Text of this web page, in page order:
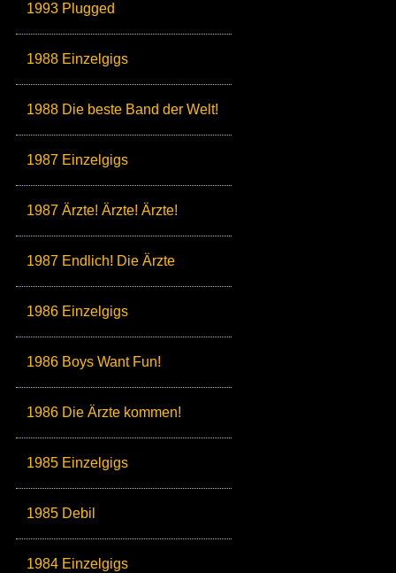
1993 Plugged
1988 Einzelgigs
1988 Die beste Band der Welt!
1987 Einzelgigs
1987 Ärzte! Ärzte! Ärzte!
1987 Endlich! Die Ärzte
1986 Einzelgigs
1986 Boys Want Fun!
1986 Die Ärzte kommen!
1985 Einzelgigs
1985 Debil
1984 Einzelgigs